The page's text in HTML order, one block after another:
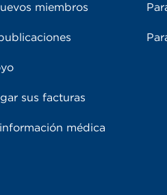
miembros
sus facturas
médica